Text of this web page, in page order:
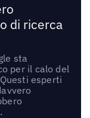
di ricerca
sta
per il calo del
esperti